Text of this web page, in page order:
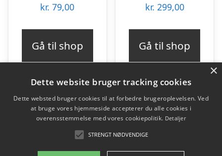
kr. 79,00
Gå til shop
kr. 299,00
Gå til shop
Varekategorier
×
Dette website bruger tracking cookies
Dette websted bruger cookies til at forbedre brugeroplevelsen. Ved
at bruge vores hjemmeside accepterer du alle cookies i
overensstemmelse med vores cookiepolitik. Detaljer
STRENGT NØDVENDIGE